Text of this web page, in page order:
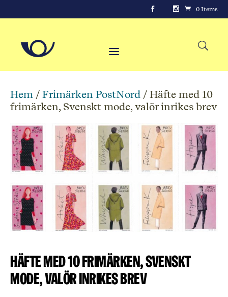
0 Items
Hem / Frimärken PostNord / Häfte med 10
frimärken, Svenskt mode, valör inrikes brev
Häfte med 10 frimärken, Svenskt
mode, valör inrikes brev